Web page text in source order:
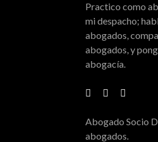
Practico como
mi despacho;
abogados,
abogados, y
abogacía.
Abogado Socio
abogados.